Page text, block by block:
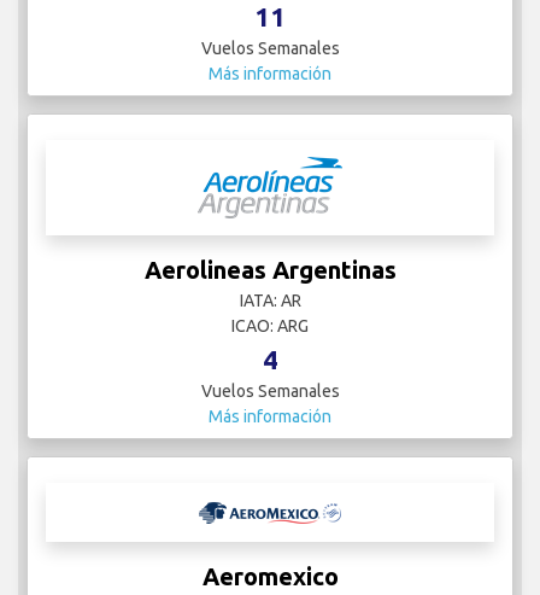
11
Vuelos Semanales
Más información
Aerolineas Argentinas
IATA: AR
ICAO: ARG
4
Vuelos Semanales
Más información
Aeromexico